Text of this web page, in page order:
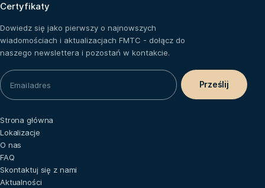
Certyfikaty
Dowiedz się jako pierwszy o najnowszych
wiadomościach i aktualizacjach FMTC - dołącz do
naszego newslettera i pozostań w kontakcie.
Strona główna
Lokalizacje
O nas
FAQ
Skontaktuj się z nami
Aktualności